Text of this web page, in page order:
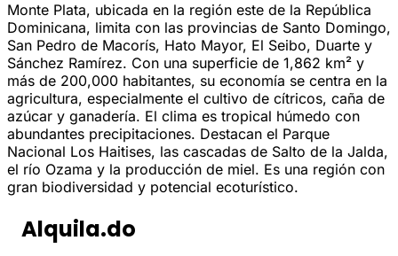
Monte Plata, ubicada en la región este de la República
Dominicana, limita con las provincias de Santo Domingo,
San Pedro de Macorís, Hato Mayor, El Seibo, Duarte y
Sánchez Ramírez. Con una superficie de 1,862 km² y
más de 200,000 habitantes, su economía se centra en la
agricultura, especialmente el cultivo de cítricos, caña de
azúcar y ganadería. El clima es tropical húmedo con
abundantes precipitaciones. Destacan el Parque
Nacional Los Haitises, las cascadas de Salto de la Jalda,
el río Ozama y la producción de miel. Es una región con
gran biodiversidad y potencial ecoturístico.
Alquila.do